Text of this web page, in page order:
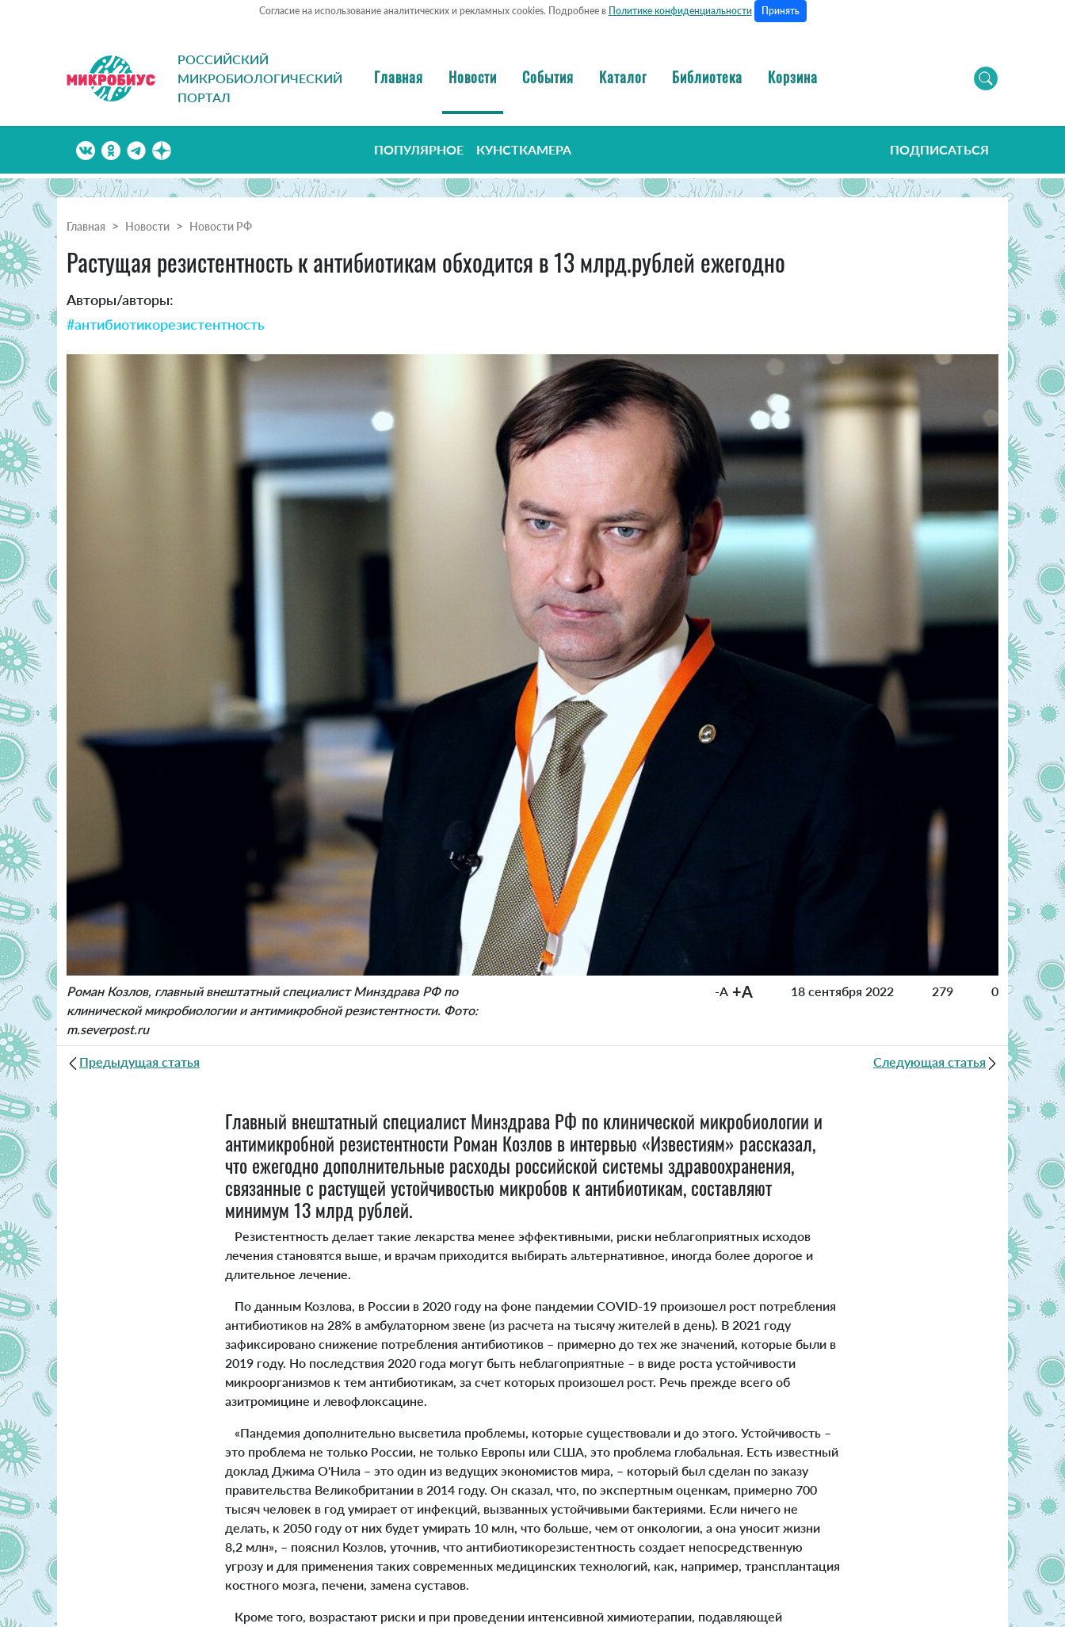
Согласие на использование аналитических и рекламных cookies. Подробнее в Политике конфиденциальности Принять
РОССИЙСКИЙ
МИКРОБИОЛОГИЧЕСКИЙ
ПОРТАЛ
Главная Новости События Каталог Библиотека Корзина
ПОПУЛЯРНОЕ КУНСТКАМЕРА ПОДПИСАТЬСЯ
Главная Новости Новости РФ
Растущая резистентность к антибиотикам обходится в 13 млрд.рублей ежегодно
Авторы/авторы:
#антибиотикорезистентность
Роман Козлов, главный внештатный специалист Минздрава РФ по
клинической микробиологии и антимикробной резистентности. Фото:
m.severpost.ru
-A +A 18 сентября 2022 279 0
Предыдущая статья Следующая статья
Главный внештатный специалист Минздрава РФ по клинической микробиологии и
антимикробной резистентности Роман Козлов в интервью «Известиям» рассказал,
что ежегодно дополнительные расходы российской системы здравоохранения,
связанные с растущей устойчивостью микробов к антибиотикам, составляют
минимум 13 млрд рублей.
Резистентность делает такие лекарства менее эффективными, риски неблагоприятных исходов
лечения становятся выше, и врачам приходится выбирать альтернативное, иногда более дорогое и
длительное лечение.
По данным Козлова, в России в 2020 году на фоне пандемии COVID-19 произошел рост потребления
антибиотиков на 28% в амбулаторном звене (из расчета на тысячу жителей в день). В 2021 году
зафиксировано снижение потребления антибиотиков – примерно до тех же значений, которые были в
2019 году. Но последствия 2020 года могут быть неблагоприятные – в виде роста устойчивости
микроорганизмов к тем антибиотикам, за счет которых произошел рост. Речь прежде всего об
азитромицине и левофлоксацине.
«Пандемия дополнительно высветила проблемы, которые существовали и до этого. Устойчивость –
это проблема не только России, не только Европы или США, это проблема глобальная. Есть известный
доклад Джима О'Нила – это один из ведущих экономистов мира, – который был сделан по заказу
правительства Великобритании в 2014 году. Он сказал, что, по экспертным оценкам, примерно 700
тысяч человек в год умирает от инфекций, вызванных устойчивыми бактериями. Если ничего не
делать, к 2050 году от них будет умирать 10 млн, что больше, чем от онкологии, а она уносит жизни
8,2 млн», – пояснил Козлов, уточнив, что антибиотикорезистентность создает непосредственную
угрозу и для применения таких современных медицинских технологий, как, например, трансплантация
костного мозга, печени, замена суставов.
Кроме того, возрастают риски и при проведении интенсивной химиотерапии, подавляющей